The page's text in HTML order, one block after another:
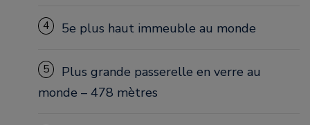
4 5e plus haut immeuble au monde
5
Plus grande passerelle en verre au
monde – 478 mètres